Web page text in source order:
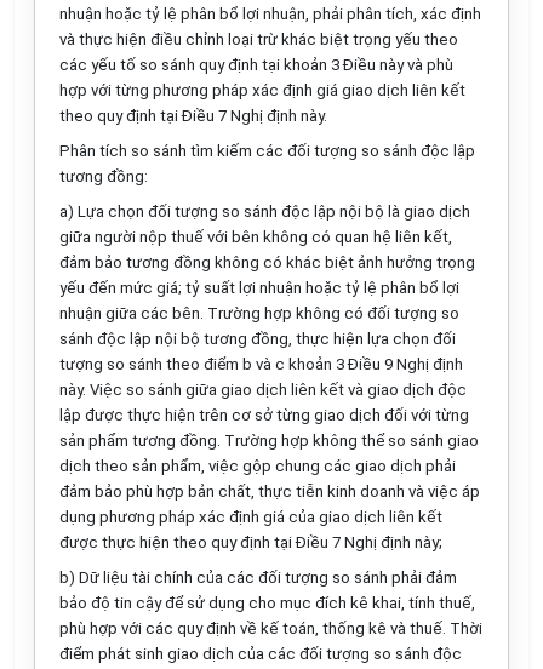
nhuận hoặc tỷ lệ phân bổ lợi nhuận, phải phân tích, xác định
và thực hiện điều chỉnh loại trừ khác biệt trọng yếu theo
các yếu tố so sánh quy định tại khoản 3 Điều này và phù
hợp với từng phương pháp xác định giá giao dịch liên kết
theo quy định tại Điều 7 Nghị định này.
Phân tích so sánh tìm kiếm các đối tượng so sánh độc lập
tương đồng:
a) Lựa chọn đối tượng so sánh độc lập nội bộ là giao dịch
giữa người nộp thuế với bên không có quan hệ liên kết,
đảm bảo tương đồng không có khác biệt ảnh hưởng trọng
yếu đến mức giá; tỷ suất lợi nhuận hoặc tỷ lệ phân bổ ợi
nhuận giữa các bên. Trường hợp không có đối tượng so
sánh độc lập nội bộ tương đồng, thực hiện lựa chọn đối
tượng so sánh theo điểm b và c khoản 3 Điều 9 Nghị định
này. Việc so sánh giữa giao dịch liên kết và giao dịch độc
lập được thực hiện trên cơ sở từng giao dịch đối với từng
sản phẩm tương đồng. Trường hợp không thể so sánh giao
dịch theo sản phẩm, việc gộp chung các giao dịch phải
đảm bảo phù hợp bản chất, thực tiễn kinh doanh và việc áp
dụng phương pháp xác định giá của giao dịch liên kết
được thực hiện theo quy định tại Điều 7 Nghị định này;
b) Dữ liệu tài chính của các đối tượng so sánh phải đảm
bảo độ tin cậy để sử dụng cho mục đích kê khai, tính thuế,
phù hợp với các quy định về kế toán, thống kê và thuế. Thời
điểm phát sinh giao dịch của các đối tượng so sánh độc